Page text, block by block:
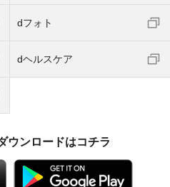
dフォト
dヘルスケア
ウンロードはコチラ